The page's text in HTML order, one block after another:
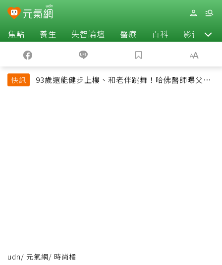
焦點 養生 失智論壇 醫療 百科 影音
快訊
93歲還能健步上樓、和老伴跳舞！哈佛醫師曝父親
udn/ 元氣網/ 時尚橘